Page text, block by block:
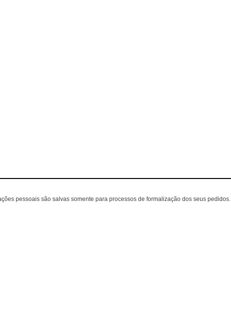
pessoais são salvas somente para processos de formalização dos seus pedidos.